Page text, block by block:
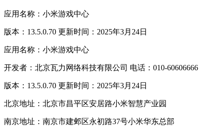
应用名称：小米游戏中心
版本：13.5.0.70 更新时间：2025年3月24日
应用名称：小米游戏中心
开发者：北京瓦力网络科技有限公司 电话：010-60606666
版本：13.5.0.70 更新时间：2025年3月24日
北京地址：北京市昌平区安居路小米智慧产业园
南京地址：南京市建邺区永初路37号小米华东总部